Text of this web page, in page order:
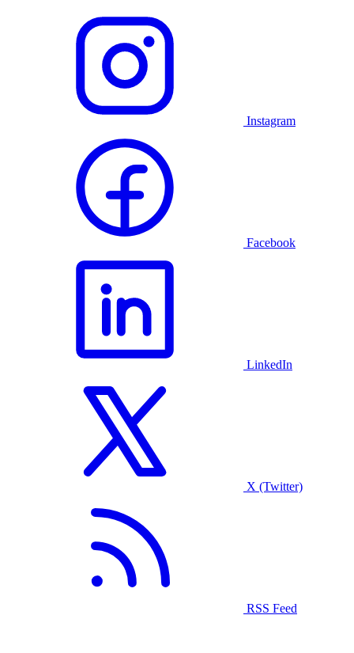
Instagram
Facebook
LinkedIn
X (Twitter)
RSS Feed